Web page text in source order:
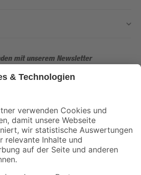
mit unserem Newsletter
Angebote und Aktionen mehr verpassen!